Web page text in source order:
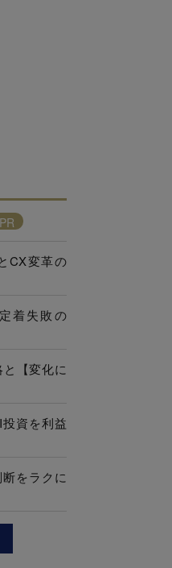
CX変革の
着失敗の
【変化に
資を利益
をラクに